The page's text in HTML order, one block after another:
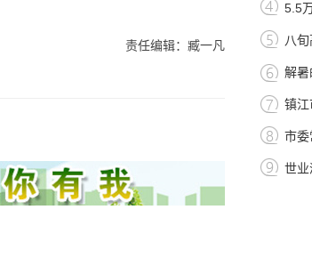
责任编辑：臧一凡
5.5
八
解暑
镇江
市委
世